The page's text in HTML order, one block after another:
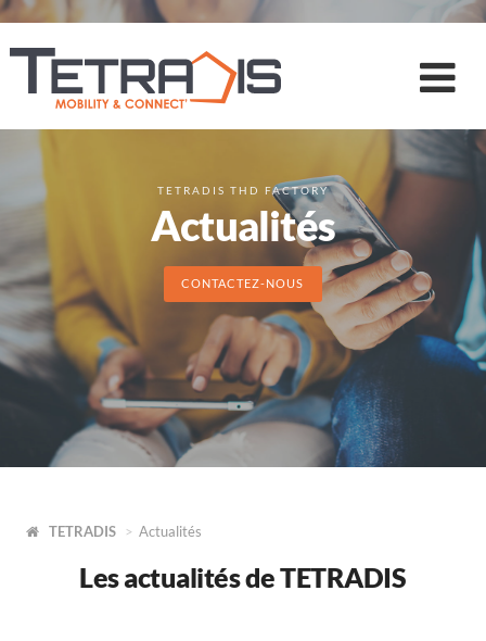
TETRADIS THD FACTORY
Actualités
CONTACTEZ-NOUS
TETRADIS Actualités
Les actualités de TETRADIS